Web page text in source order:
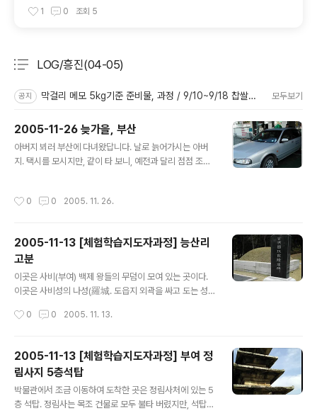
용 파일 포함)
1 0 조회 5
LOG/흥진(04-05)
공지 막걸리 메모 5kg기준 준비물, 과정 / 9/10~9/18 찹쌀단양주 모두보기
2005-11-26 늦가을, 부산
아버지 뵈러 부산에 다녀왔답니다. 날로 늙어가시는 아버
지. 택시를 모시지만, 같이 타 보니, 예전과 달리 점점 조심
다면서 미안해 하십니다. 올라가는 기차를 탈 때도, 언제부
직 적다면 적은 연세입니다. 미안해 하시는 마음만큼 더 늙
는 것이라고, 그까이꺼 내가 늙었으니 그런 거라고, 쉽게 생
각하시라고 말씀을 드렸답니다. 우리가 내려가면 정말 좋
아하십니다. 이번 겨울엔 경아를 기사 삼고 아버지 뒷 좌석
날 가스 넣으시는 주유소 마당에..
0 0 2005. 11. 26.
2005-11-13 [체험학습지도자과정] 능산리
고분
이곳은 사비(부여) 백제 왕들의 무덤이 모여 있는 곳이다.
이곳은 사비성의 나성(羅城. 도읍지 외곽을 싸고 도는 성)
지어서 배치되어 있다. 일제시절인 1915년과 1917년에 6
해방 후 1965년에 다시 2기가 더 발견되어 현재까지 총 8
기의 무덤이 있는 것으로 알려졌다. 이 중 동쪽 아래에 있는
무덤은 유일한 벽화무덤이며 널방 네 벽에는 돌 표면에 직
접 그린 사신도가 남아 있었고, 천장에는 연꽃문양이 그려
져 있었다. 대부분의 무덤이 심하게 도굴되어 출토 유물은
0 0 2005. 11. 13.
2005-11-13 [체험학습지도자과정] 부여 정
림사지 5층석탑
박물관에서 조금 이동하여 도착한 곳은 정림사처에 있는 5
층 석탑. 정림사는 목조 건물로 모두 불타 버렸지만, 석탑은